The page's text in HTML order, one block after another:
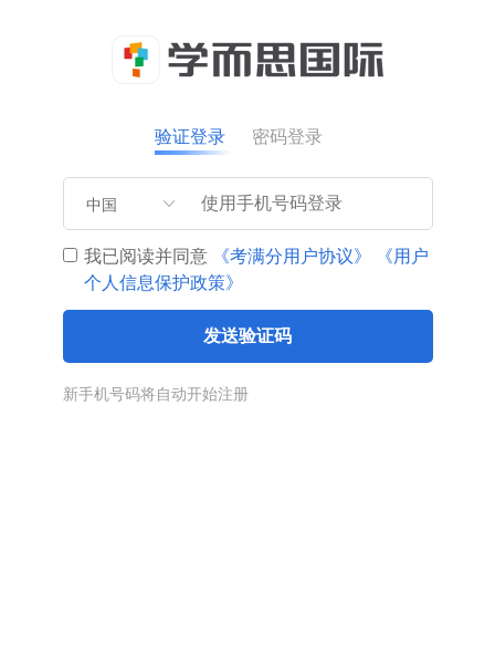
验证登录 密码登录
中国
我已阅读并同意 《考满分用户协议》
《用户
个人信息保护政策》
发送验证码
新手机号码将自动开始注册